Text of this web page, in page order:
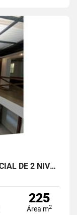
SE ARRIENDA CASA LOCAL COMERCIAL DE 2 NIVELES EN LA CANDELARIA
225
Área m2